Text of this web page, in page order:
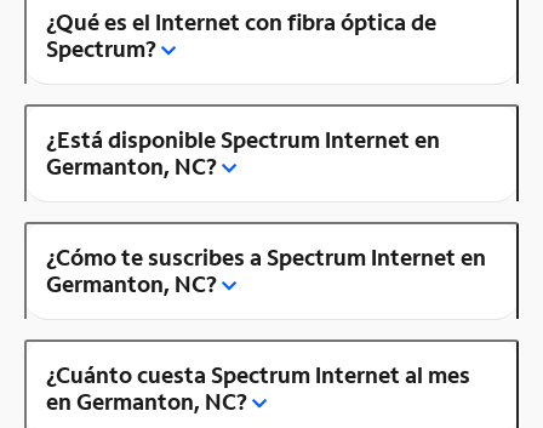
¿Qué es el Internet con fibra óptica de
Spectrum?
¿Está disponible Spectrum Internet en
Germanton, NC?
¿Cómo te suscribes a Spectrum Internet en
Germanton, NC?
¿Cuánto cuesta Spectrum Internet al mes
en Germanton, NC?